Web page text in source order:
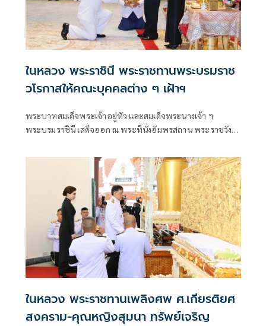
ในหลวง พระราชินี พระราชทานพระบรมราช
วโรกาสให้คณะบุคคลต่าง ๆ เฝ้าฯ
พระบาทสมเด็จพระเจ้าอยู่หัว และสมเด็จพระนางเจ้า ฯ
พระบรมราชินี เสด็จออก ณ พระที่นั่งอัมพรสถาน พระราชวัง
เฝ้าทูลละอองธุลีพระบาท ตามลำดับดังนี้
ในหลวง พระราชทานเพลิงศพ ศ.เกียรติยศ
สงคราม-คุณหญิงสุมนา ทรัพย์เจริญ